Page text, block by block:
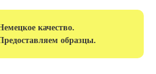
качество.
образцы.